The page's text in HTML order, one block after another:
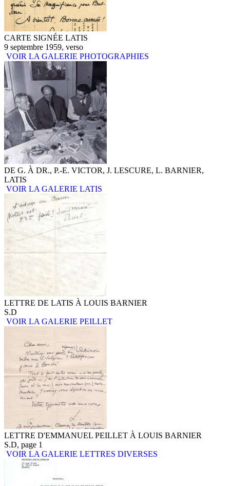
CARTE SIGNÉE LATIS
9 septembre 1959, verso
VOIR LA GALERIE PHOTOGRAPHIES
DE G. À DR., P.-E. VICTOR, J. LESCURE, L. BARNIER,
LATIS
VOIR LA GALERIE LATIS
LETTRE DE LATIS À LOUIS BARNIER
S.D
VOIR LA GALERIE PEILLET
LETTRE D'EMMANUEL PEILLET À LOUIS BARNIER
S.D, page 1
VOIR LA GALERIE LETTRES DIVERSES